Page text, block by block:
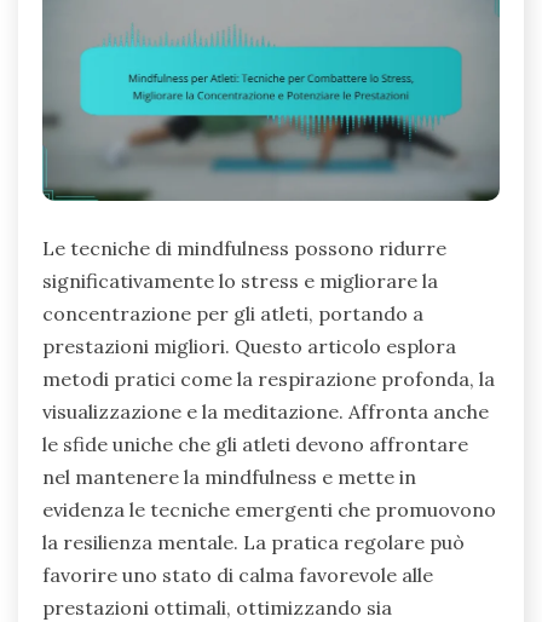
Le tecniche di mindfulness possono ridurre
significativamente lo stress e migliorare la
concentrazione per gli atleti, portando a
prestazioni migliori. Questo articolo esplora
metodi pratici come la respirazione profonda, la
visualizzazione e la meditazione. Affronta anche
le sfide uniche che gli atleti devono affrontare
nel mantenere la mindfulness e mette in
evidenza le tecniche emergenti che promuovono
la resilienza mentale. La pratica regolare può
favorire uno stato di calma favorevole alle
prestazioni ottimali, ottimizzando sia